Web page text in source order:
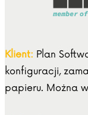
Klient: Plan
konfiguracji,
papieru. Można